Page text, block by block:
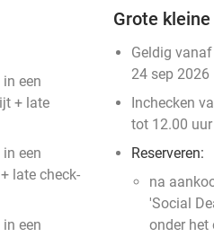
een
+ late
een
late check-
een
Grote
Geldig
24 sep 2026
Inchecken
tot 12.00
Reserveren:
na
'Social
onder het